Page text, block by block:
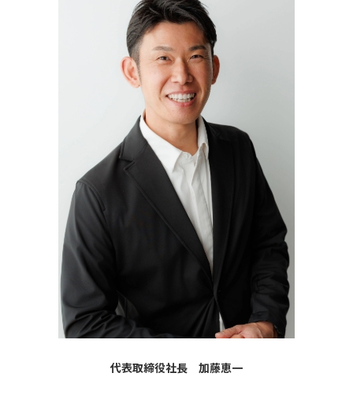
代表取締役社長 加藤恵一